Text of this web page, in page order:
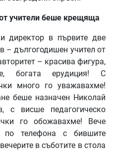
учители беше крещяща
директор в първите две
– дългогодишен учител от
– красива фигура,
богата ерудиция! С
много го уважавахме!
беше назначен Николай
с висше педагогическо
го обожавахме! Вече
телефона с бившите
в съботите в стола